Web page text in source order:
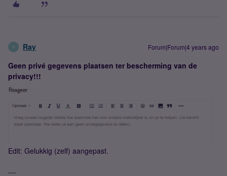
R Ray Forum|Forum|4 years ago
Geen privé gegevens plaatsen ter bescherming van de
privacy!!!
Edit: Gelukkig (zelf) aangepast.